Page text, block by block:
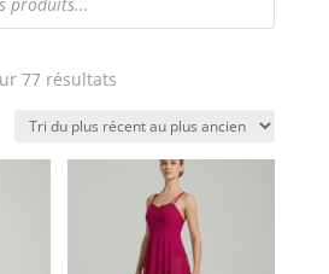
77 résultatsTrié
plus
récent
plus
ancien